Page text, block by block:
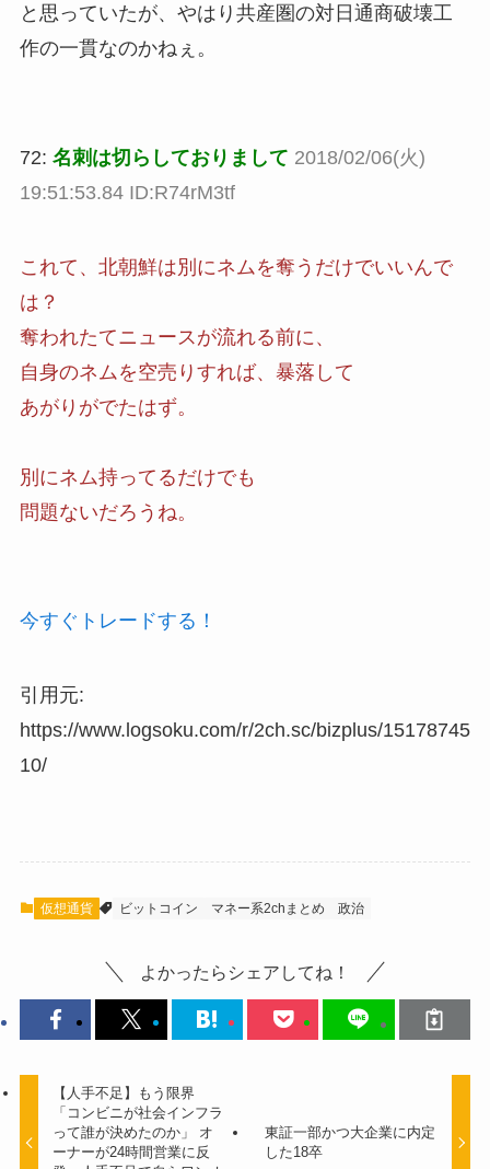
と思っていたが、やはり共産圏の対日通商破壊工
作の一貫なのかねぇ。
72: 名刺は切らしておりまして 2018/02/06(火)
19:51:53.84 ID:R74rM3tf
これて、北朝鮮は別にネムを奪うだけでいいんで
は？
奪われたてニュースが流れる前に、
自身のネムを空売りすれば、暴落して
あがりがでたはず。
別にネム持ってるだけでも
問題ないだろうね。
今すぐトレードする！
引用元:
https://www.logsoku.com/r/2ch.sc/bizplus/15178745
10/
仮想通貨 ビットコイン マネー系2chまとめ 政治
よかったらシェアしてね！
【人手不足】もう限界
「コンビニが社会インフラ
って誰が決めたのか」 オ
ーナーが24時間営業に反
東証一部かつ大企業に内定
した18卒